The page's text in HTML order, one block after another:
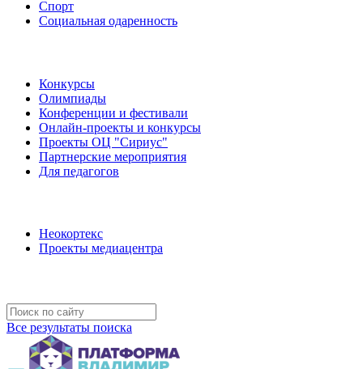
Спорт
Социальная одаренность
Конкурсы
Олимпиады
Конференции и фестивали
Онлайн-проекты и конкурсы
Проекты ОЦ "Сириус"
Партнерские мероприятия
Для педагогов
Неокортекс
Проекты медиацентра
Все результаты поиска